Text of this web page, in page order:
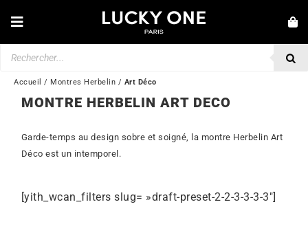
auToggle
Navigation
BRACELETS
COLLIERS
BAGUES
BIJOUX
Accueil / Montres Herbelin / Art Déco
MONTRE HERBELIN ART DECO
Garde-temps au design sobre et soigné, la montre Herbelin Art
Déco est un intemporel.
[yith_wcan_filters slug= »draft-preset-2-2-3-3-3-3″]